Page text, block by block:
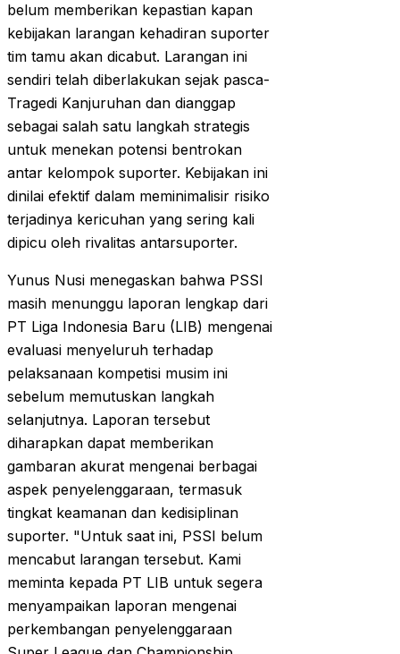
belum memberikan kepastian kapan
kebijakan larangan kehadiran suporter
tim tamu akan dicabut. Larangan ini
sendiri telah diberlakukan sejak pasca-
Tragedi Kanjuruhan dan dianggap
sebagai salah satu langkah strategis
untuk menekan potensi bentrokan
antar kelompok suporter. Kebijakan ini
dinilai efektif dalam meminimalisir risiko
terjadinya kericuhan yang sering kali
dipicu oleh rivalitas antarsuporter.
Yunus Nusi menegaskan bahwa PSSI
masih menunggu laporan lengkap dari
PT Liga Indonesia Baru (LIB) mengenai
evaluasi menyeluruh terhadap
pelaksanaan kompetisi musim ini
sebelum memutuskan langkah
selanjutnya. Laporan tersebut
diharapkan dapat memberikan
gambaran akurat mengenai berbagai
aspek penyelenggaraan, termasuk
tingkat keamanan dan kedisiplinan
suporter. "Untuk saat ini, PSSI belum
mencabut larangan tersebut. Kami
meminta kepada PT LIB untuk segera
menyampaikan laporan mengenai
perkembangan penyelenggaraan